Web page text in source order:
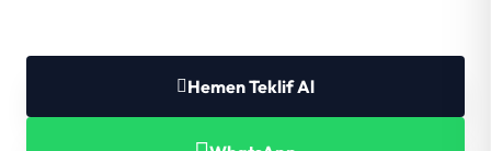
Hemen Teklif Al